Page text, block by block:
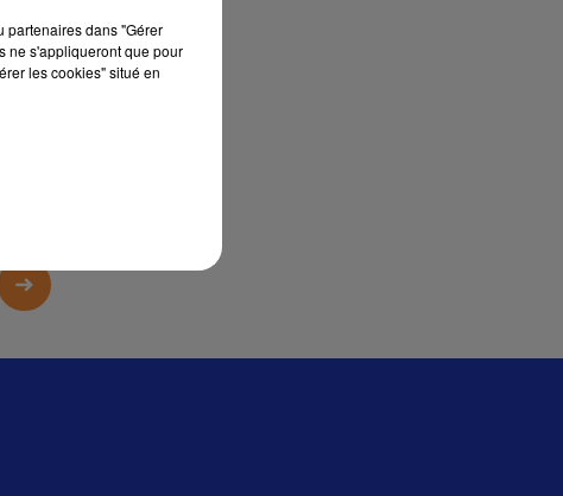
45 sec
partenaires dans "Gérer
ne s'appliqueront que pour
les cookies" situé en